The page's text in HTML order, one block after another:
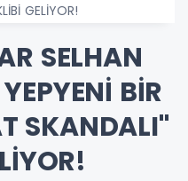
GELİYOR!
SELHAN
BİR
SKANDALI"